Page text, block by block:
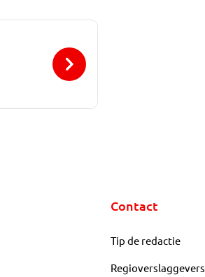
Contact
Tip de redactie
Regioverslaggevers